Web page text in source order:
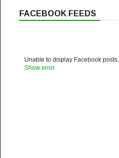
FACEBOOK FEEDS
Unable to display Facebook posts.
Show error